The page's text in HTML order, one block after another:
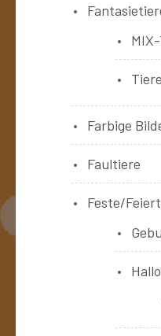
Farbige
Faultiere
Feste/